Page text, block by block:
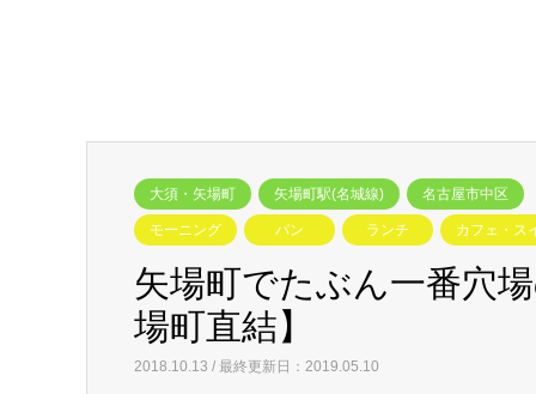
大須・矢場町 矢場町駅(名城線) 名古屋市中区
モーニング パン ランチ カフェ・ス
矢場町でたぶん一番穴
場町直結】
2018.10.13 / 最終更新日：2019.05.10